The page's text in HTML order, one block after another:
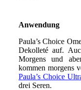
Anwendung
Paula’s Choice
Dekolleté auf.
Morgens und
kommen morgens
Paula’s Choice
drei Seren.